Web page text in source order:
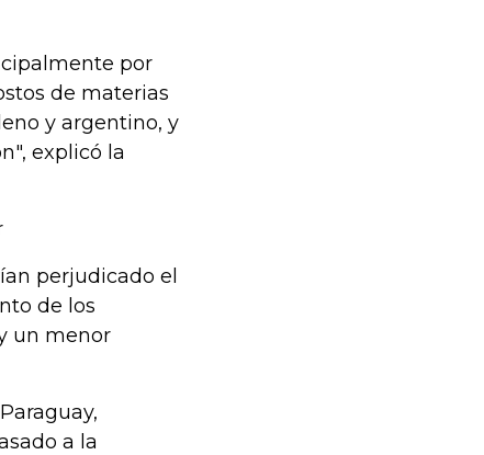
por
de materias
y argentino, y
explicó la
perjudicado el
de los
un menor
a la